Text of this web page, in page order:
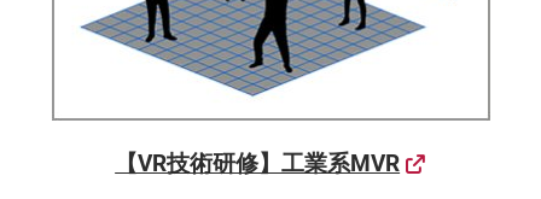
【VR技術研修】工業系MVR